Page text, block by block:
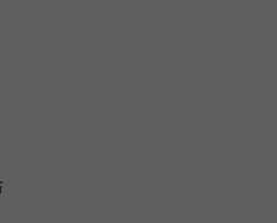
Prețul
Prețul